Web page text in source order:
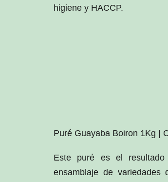
higiene y HACCP.
Puré Guayaba Boiron 1Kg |
Este puré es el
ensamblaje de variedades